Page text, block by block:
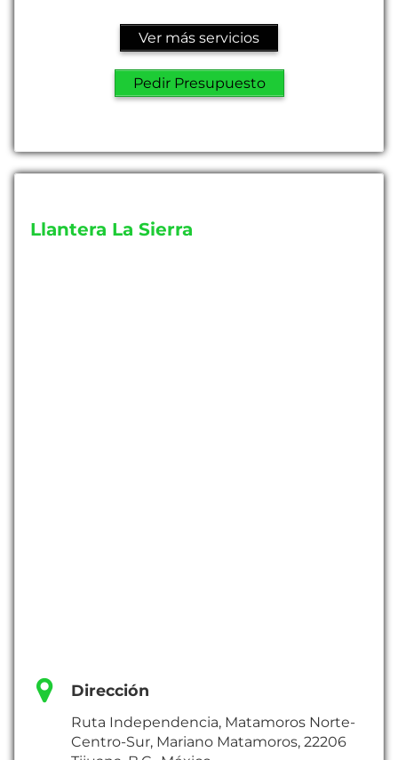
Ver más servicios
Pedir Presupuesto
Llantera La Sierra
Dirección
Ruta Independencia, Matamoros Norte-
Centro-Sur, Mariano Matamoros, 22206